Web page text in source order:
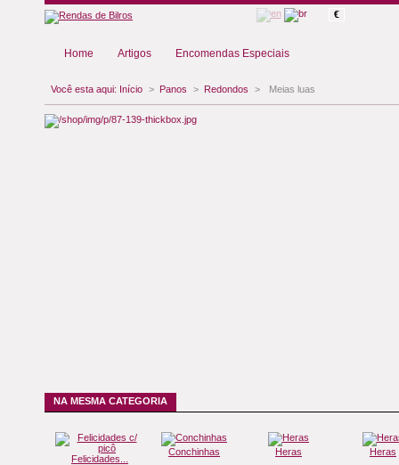
€
Home Artigos Encomendas Especiais
Você esta aqui: Início > Panos > Redondos > Meias luas
NA MESMA CATEGORIA
Felicidades...
Conchinhas Heras Heras